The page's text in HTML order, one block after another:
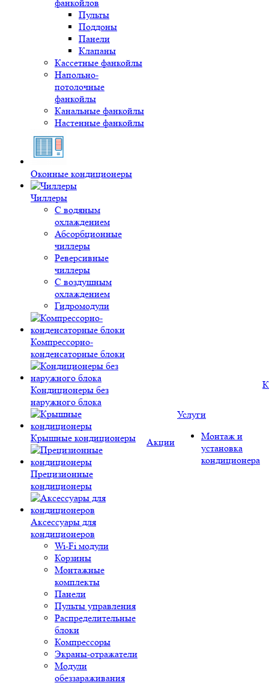
фанкойлов
Пульты
Поддоны
Панели
Клапаны
Кассетные фанкойлы
Напольно-
потолочные
фанкойлы
Канальные фанкойлы
Настенные фанкойлы
Оконные кондиционеры
Чиллеры
С водяным
охлаждением
Абсорбционные
чиллеры
Реверсивные
чиллеры
С воздушным
охлаждением
Гидромодули
Компрессорно-
конденсаторные блоки
Кондиционеры без
наружного блока
Крышные кондиционеры
Прецизионные
кондиционеры
Аксессуары для
кондиционеров
Wi-Fi модули
Корзины
Монтажные
комплекты
Панели
Пульты управления
Распределительные
блоки
Компрессоры
Экраны-отражатели
Модули
обеззараживания
Акции
Услуги
Монтаж и
установка
кондиционера